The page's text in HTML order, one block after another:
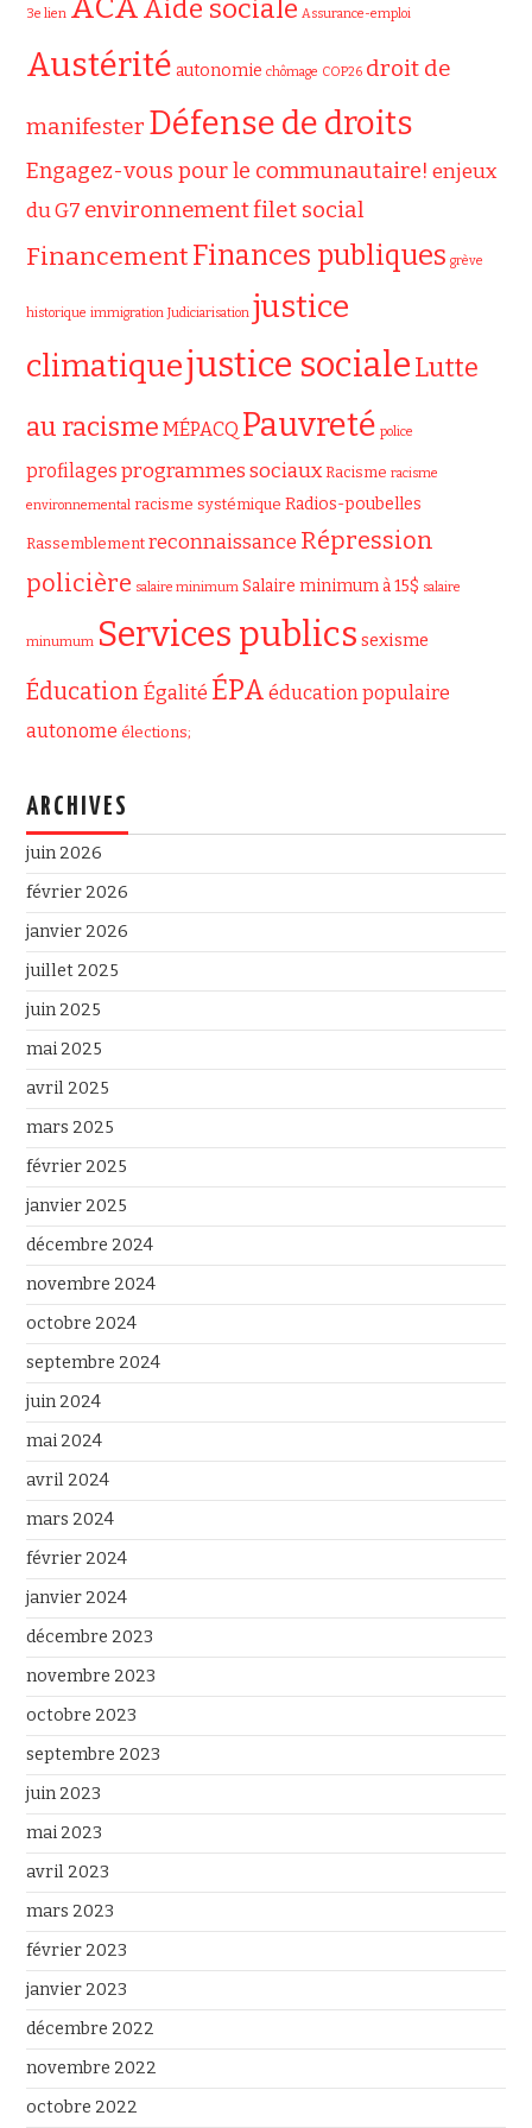
3e lien Aide sociale Assurance-emploi
Austérité autonomie chômage COP26 droit de
manifester Défense de droits
Engagez-vous pour le communautaire! enjeux
du G7 environnementfilet social
FinancementFinances publiques grève
historique immigration Judiciarisation justice
climatiquejustice socialeLutte
au racisme MÉPACQ Pauvreté police
profilages programmes sociaux Racisme racisme
environnemental racisme systémique Radios-poubelles
Rassemblement reconnaissance Répression
policière salaire minimum Salaire minimum à 15$ salaire
minumum Services publics sexisme
Éducation Égalité ÉPA éducation populaire
autonome élections;
ARCHIVES
juin 2026
février 2026
janvier 2026
juillet 2025
juin 2025
mai 2025
avril 2025
mars 2025
février 2025
janvier 2025
décembre 2024
novembre 2024
octobre 2024
septembre 2024
juin 2024
mai 2024
avril 2024
mars 2024
février 2024
janvier 2024
décembre 2023
novembre 2023
octobre 2023
septembre 2023
juin 2023
mai 2023
avril 2023
mars 2023
février 2023
janvier 2023
décembre 2022
novembre 2022
octobre 2022